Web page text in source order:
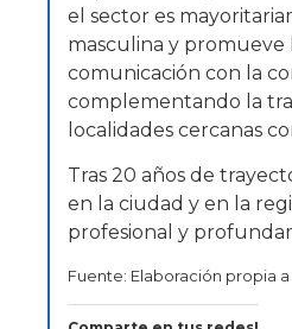
el sector es
masculina y promueve
comunicación con la
complementando la
localidades cercanas
Tras 20 años de
en la ciudad y en la
profesional y
Fuente: Elaboración propia